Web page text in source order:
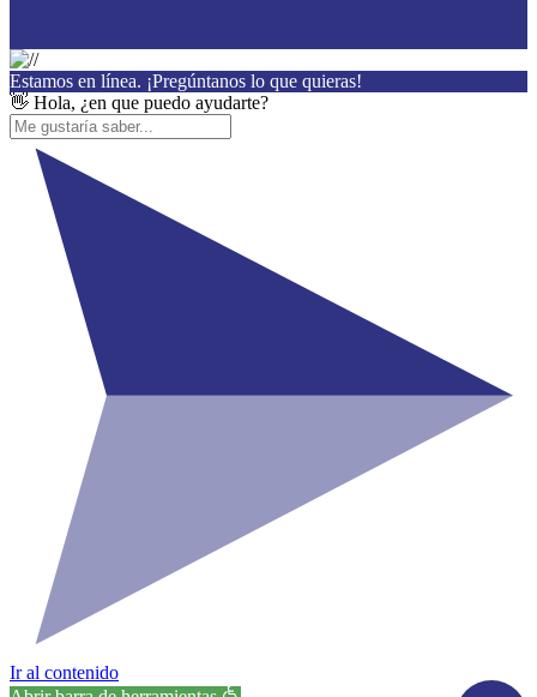
Estamos en línea. ¡Pregúntanos lo que quieras!
👋 Hola, ¿en que puedo ayudarte?
Ir al contenido